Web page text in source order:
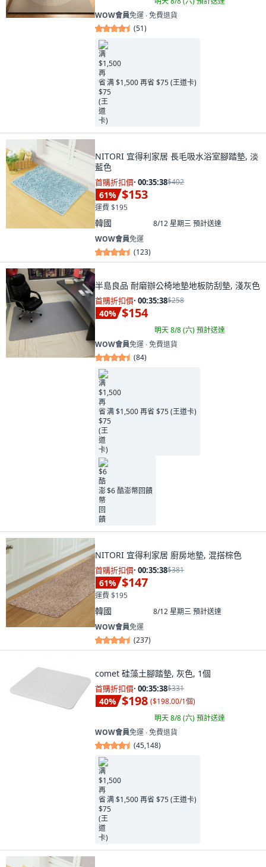
WOW會員免運 ∙ 免費退貨
(51)
满 $1,500 再省 $75 (王道卡)
NITORI 宜得利家居 長毛吸水浴室腳踏墊, 淡
藍色
首購折扣價· 00:35:37$402
61% $153
運費 $195
韓國 8/12 星期三預計送達
WOW會員免運
(123)
半島良品 耐磨辦公椅地墊地板防刮墊, 淺灰色
首購折扣價· 00:35:37$258
40% $154
明天 8/8 (六)預計送達
WOW會員免運 ∙ 免費退貨
(84)
满 $1,500 再省 $75 (王道卡)
$6 酷澎幣回饋
NITORI 宜得利家居 廚房地墊, 混搭棕色
首購折扣價· 00:35:37$381
61% $147
運費 $195
韓國 8/12 星期三預計送達
WOW會員免運
(237)
comet 硅藻土腳踏墊, 灰色, 1個
首購折扣價· 00:35:37$331
40% $198 ($198.00/1個)
明天 8/8 (六)預計送達
WOW會員免運 ∙ 免費退貨
(45,148)
满 $1,500 再省 $75 (王道卡)